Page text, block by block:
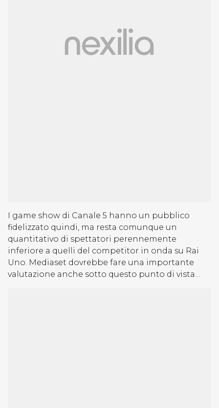
I game show di Canale 5 hanno un pubblico
fidelizzato quindi, ma resta comunque un
quantitativo di spettatori perennemente
inferiore a quelli del competitor in onda su Rai
Uno. Mediaset dovrebbe fare una importante
valutazione anche sotto questo punto di vista…